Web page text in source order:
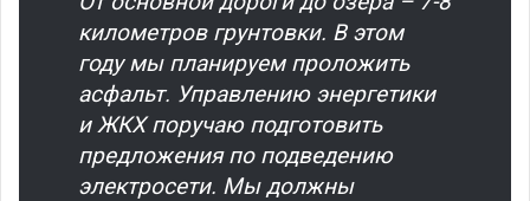
километров грунтовки. В этом
году мы планируем проложить
асфальт. Управлению энергетики
и ЖКХ поручаю подготовить
предложения по подведению
электросети. Мы должны